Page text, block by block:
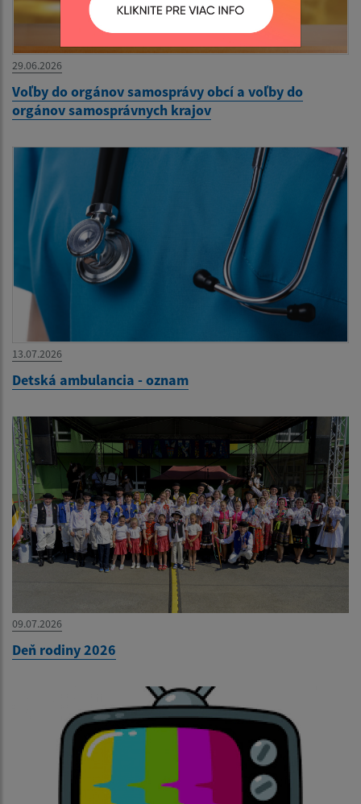
29.06.2026
Voľby do orgánov samosprávy obcí a voľby do
orgánov samosprávnych krajov
13.07.2026
Detská ambulancia - oznam
09.07.2026
Deň rodiny 2026